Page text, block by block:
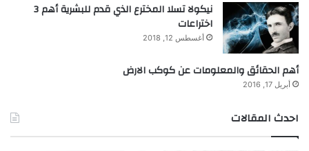
نيكولا تسلا المخترع الذي قدم للبشرية أهم 3
اختراعات
أغسطس 12, 2018
أهم الحقائق والمعلومات عن كوكب الارض
أبريل 17, 2016
احدث المقالات